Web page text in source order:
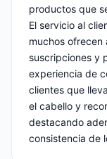
productos que
El servicio al
muchos ofrecen
suscripciones y
experiencia de
clientes que
el cabello y
destacando
consistencia de